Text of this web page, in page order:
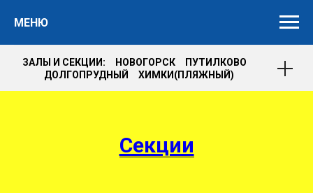
МЕНЮ
ЗАЛЫ И СЕКЦИИ: НОВОГОРСК ПУТИЛКОВО
ДОЛГОПРУДНЫЙ ХИМКИ(ПЛЯЖНЫЙ)
Секции